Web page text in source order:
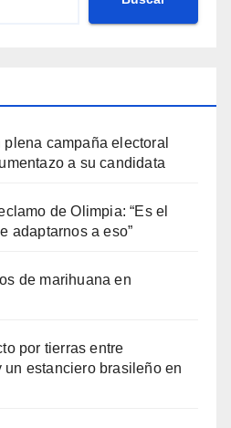
plena campaña electoral
a su candidata
de Olimpia: “Es el
adaptarnos a eso”
de marihuana en
por tierras entre
estanciero brasileño en